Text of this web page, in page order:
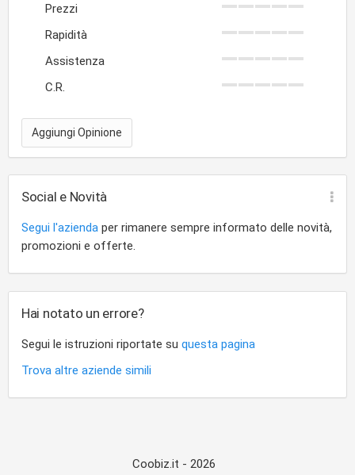
Prezzi
Rapidità
Assistenza
C.R.
Aggiungi Opinione
Social e Novità
Segui l'azienda per rimanere sempre informato delle novità,
promozioni e offerte.
Hai notato un errore?
Segui le istruzioni riportate su questa pagina
Trova altre aziende simili
Coobiz.it - 2026